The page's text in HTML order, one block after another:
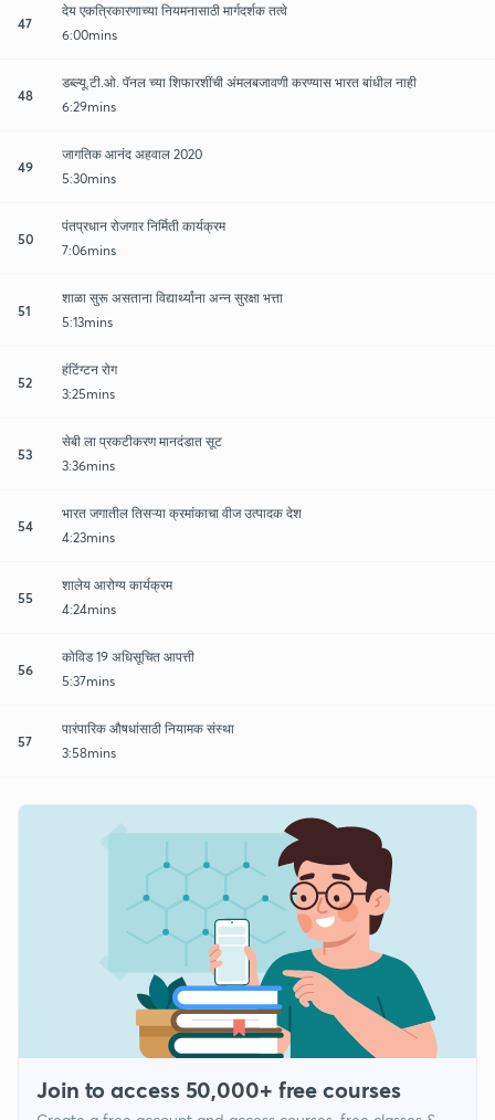
47
देय एकत्रिकारणाच्या नियमनासाठी मार्गदर्शक तत्वे
6:00mins
48
डब्ल्यू.टी.ओ. पॅनल च्या शिफारशींची अंमलबजावणी करण्यास भारत बांधील नाही
6:29mins
49
जागतिक आनंद अहवाल 2020
5:30mins
50
पंतप्रधान रोजगार निर्मिती कार्यक्रम
7:06mins
51
शाळा सुरू असताना विद्यार्थ्यांना अन्न सुरक्षा भत्ता
5:13mins
52
हंटिंग्टन रोग
3:25mins
53
सेबी ला प्रकटीकरण मानदंडात सूट
3:36mins
54
भारत जगातील तिसऱ्या क्रमांकाचा वीज उत्पादक देश
4:23mins
55
शालेय आरोग्य कार्यक्रम
4:24mins
56
कोविड 19 अधिसूचित आपत्ती
5:37mins
57
पारंपारिक औषधांसाठी नियामक संस्था
3:58mins
Join to access 50,000+ free courses